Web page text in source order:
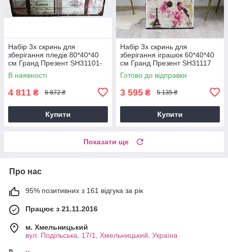
Набір 3х скринь для
зберігання пледів 80*40*40
см Гранд Презент SH31101-
084
В наявності
4 811 ₴ 6 872 ₴
Купити
Набір 3х скринь для
зберігання іграшок 60*40*40
см Гранд Презент SH31117
Готово до відправки
3 595 ₴ 5 135 ₴
Купити
Показати ще
Про нас
95% позитивних з 161 відгука за рік
Працює з 21.11.2016
м. Хмельницький
вул. Подільська, 17/1, Хмельницький, Україна